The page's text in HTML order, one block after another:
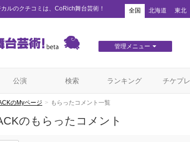
ルのクチコミは、CoRich舞台芸術！ 全国 北海道 東北
管理メニュー
公演 検索 ランキング チケプレ
のMyページ もらったコメント一覧
のもらったコメント